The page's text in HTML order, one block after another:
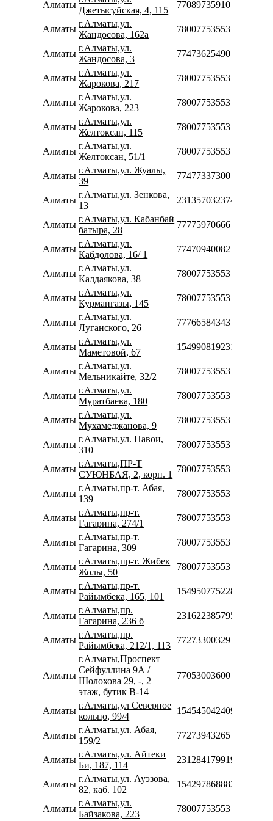
Алматы
Джетысуйская, 4, 115
77089735910
Алматы
г.Алматы,ул.
Жандосова, 162а
78007753553
Алматы
г.Алматы,ул.
Жандосова, 3
77473625490
Алматы
г.Алматы,ул.
Жарокова, 217
78007753553
Алматы
г.Алматы,ул.
Жарокова, 223
78007753553
Алматы
г.Алматы,ул.
Желтоксан, 115
78007753553
Алматы
г.Алматы,ул.
Желтоксан, 51/1
78007753553
Алматы
г.Алматы,ул. Жуалы,
39
77477337300
Алматы
г.Алматы,ул. Зенкова,
13
231357032374
Алматы
г.Алматы,ул. Кабанбай
батыра, 28
77775970666
Алматы
г.Алматы,ул.
Кабдолова, 16/ 1
77470940082
Алматы
г.Алматы,ул.
Калдаякова, 38
78007753553
Алматы
г.Алматы,ул.
Курмангазы, 145
78007753553
Алматы
г.Алматы,ул.
Луганского, 26
77766584343
Алматы
г.Алматы,ул.
Маметовой, 67
154990819231
Алматы
г.Алматы,ул.
Мельникайте, 32/2
78007753553
Алматы
г.Алматы,ул.
Муратбаева, 180
78007753553
Алматы
г.Алматы,ул.
Мухамеджанова, 9
78007753553
Алматы
г.Алматы,ул. Навои,
310
78007753553
Алматы
г.Алматы,ПР-Т
СУЮНБАЯ, 2, корп. 1
78007753553
Алматы
г.Алматы,пр-т. Абая,
139
78007753553
Алматы
г.Алматы,пр-т.
Гагарина, 274/1
78007753553
Алматы
г.Алматы,пр-т.
Гагарина, 309
78007753553
Алматы
г.Алматы,пр-т. Жибек
Жолы, 50
78007753553
Алматы
г.Алматы,пр-т.
Райымбека, 165, 101
154950775228
Алматы
г.Алматы,пр.
Гагарина, 236 б
231622385795
Алматы
г.Алматы,пр.
Райымбека, 212/1, 113
77273300329
Алматы
г.Алматы,Проспект
Сейфуллина 9А /
Шолохова 29, -, 2
этаж, бутик В-14
77053003600
Алматы
г.Алматы,ул Северное
кольцо, 99/4
154545042409
Алматы
г.Алматы,ул. Абая,
159/2
77273943265
Алматы
г.Алматы,ул. Айтеки
Би, 187, 114
231284179919
Алматы
г.Алматы,ул. Ауэзова,
82, каб. 102
154297868883
Алматы
г.Алматы,ул.
Байзакова, 223
78007753553